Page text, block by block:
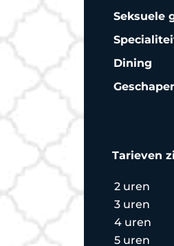
Seksuele
Dining
Tarieven
2 uren
3 uren
4 uren
5 uren